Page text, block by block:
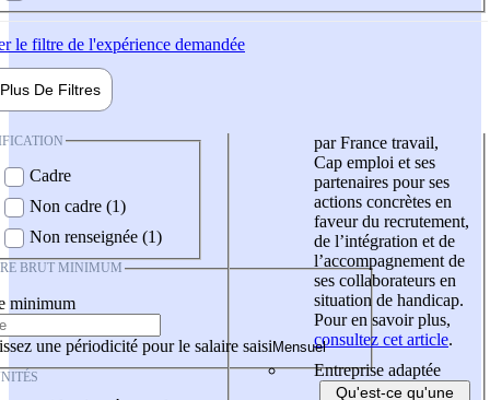
le filtre de l'expérience demandée
Plus De Filtres
Cadre
Non cadre (1)
Non renseignée (1)
BRUT MINIMUM
minimum
une périodicité pour le salaire saisi
par France travail,
Cap emploi et ses
partenaires pour ses
actions concrètes en
faveur du recrutement,
de l’intégration et de
l’accompagnement de
ses collaborateurs en
situation de handicap.
Pour en savoir plus,
consultez cet article.
Entreprise adaptée
Qu'est-ce qu'une